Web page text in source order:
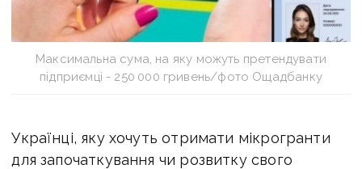
Максимальна сума, на яку можуть претендувати
підприємці - 250 000 гривень/фото Ощадбанку
Українці, яку хочуть отримати мікрогранти
для започаткування чи розвитку свого